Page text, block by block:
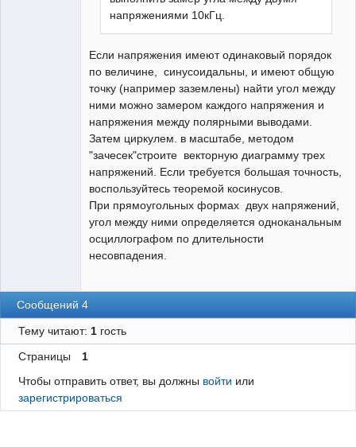
напряжениями 10кГц.
Если напряжения имеют одинаковый порядок
по величине, синусоидальны, и имеют общую
точку (например заземлены) найти угол между
ними можно замером каждого напряжения и
напряжения между полярными выводами.
Затем циркулем. в масштабе, методом
"зачесек"строите векторную диаграмму трех
напряжений. Если требуется большая точность,
воспользуйтесь теоремой косинусов.
При прямоугольных формах двух напряжений,
угол между ними определяется одноканальным
осциллографом по длительности
несовпадения.
Сообщений 4
Тему читают: 1гость
Страницы
1
Чтобы отправить ответ, вы должны войти или
зарегистрироваться